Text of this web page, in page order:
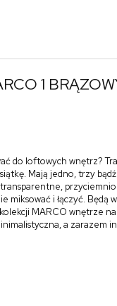
1
do loftowych wnętrz?
Mają jedno, trzy
miksować i łączyć. Będą
MARCO wnętrze
a zarazem